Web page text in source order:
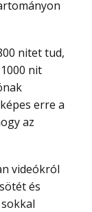
nit
erre a
az
és